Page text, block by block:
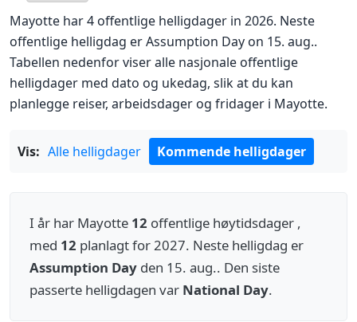
Mayotte har 4 offentlige helligdager in 2026. Neste
offentlige helligdag er Assumption Day on 15. aug..
Tabellen nedenfor viser alle nasjonale offentlige
helligdager med dato og ukedag, slik at du kan
planlegge reiser, arbeidsdager og fridager i Mayotte.
Vis: Alle helligdager Kommende helligdager
I år har Mayotte 12 offentlige høytidsdager ,
med 12 planlagt for 2027. Neste helligdag er
Assumption Day den 15. aug.. Den siste
passerte helligdagen var National Day.